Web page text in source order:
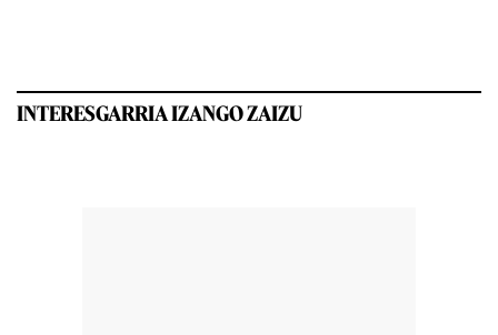
INTERESGARRIA IZANGO ZAIZU